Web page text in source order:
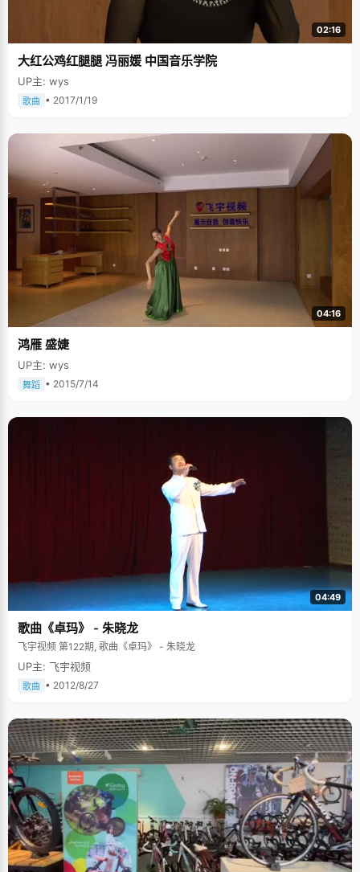
02:16
大红公鸡红腿腿 冯丽媛 中国音乐学院
UP主: wys
歌曲 • 2017/1/19
04:16
鸿雁 盛婕
UP主: wys
舞蹈 • 2015/7/14
04:49
歌曲《卓玛》 - 朱晓龙
飞宇视频 第122期, 歌曲《卓玛》 - 朱晓龙
UP主: 飞宇视频
歌曲 • 2012/8/27